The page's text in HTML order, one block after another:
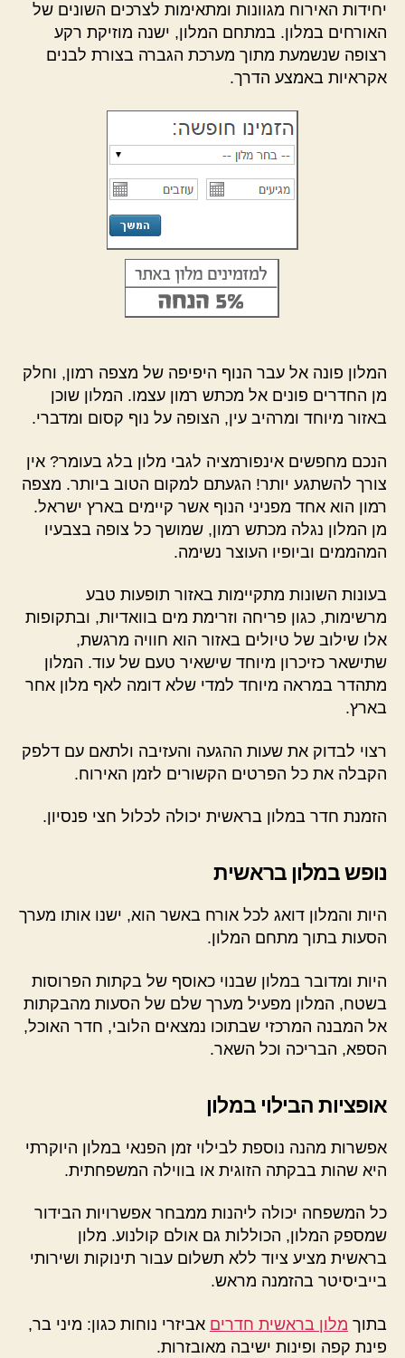
יחידות האירוח מגוונות ומתאימות לצרכים השונים של
האורחים במלון. במתחם המלון, ישנה מוזיקת רקע
רצופה שנשמעת מתוך מערכת הגברה בצורת לבנים
אקראיות באמצע הדרך.
המלון פונה אל עבר הנוף היפיפה של מצפה רמון, וחלק
מן החדרים פונים אל מכתש רמון עצמו. המלון שוכן
באזור מיוחד ומרהיב עין, הצופה על נוף קסום ומדברי.
הנכם מחפשים אינפורמציה לגבי מלון בלג בעומר? אין
צורך להשתגע יותר! הגעתם למקום הטוב ביותר. מצפה
רמון הוא אחד מפניני הנוף אשר קיימים בארץ ישראל.
מן המלון נגלה מכתש רמון, שמושך כל צופה בצבעיו
המהממים וביופיו העוצר נשימה.
בעונות השונות מתקיימות באזור תופעות טבע
מרשימות, כגון פריחה וזרימת מים בוואדיות, ובתקופות
אלו שילוב של טיולים באזור הוא חוויה מרגשת,
שתישאר כזיכרון מיוחד שישאיר טעם של עוד. המלון
מתהדר במראה מיוחד למדי שלא דומה לאף מלון אחר
בארץ.
רצוי לבדוק את שעות ההגעה והעזיבה ולתאם עם דלפק
הקבלה את כל הפרטים הקשורים לזמן האירוח.
הזמנת חדר במלון בראשית יכולה לכלול חצי פנסיון.
נופש במלון בראשית
היות והמלון דואג לכל אורח באשר הוא, ישנו אותו מערך
הסעות בתוך מתחם המלון.
היות ומדובר במלון שבנוי כאוסף של בקתות הפרוסות
בשטח, המלון מפעיל מערך שלם של הסעות מהבקתות
אל המבנה המרכזי שבתוכו נמצאים הלובי, חדר האוכל,
הספא, הבריכה וכל השאר.
אופציות הבילוי במלון
אפשרות מהנה נוספת לבילוי זמן הפנאי במלון היוקרתי
היא שהות בבקתה הזוגית או בווילה המשפחתית.
כל המשפחה יכולה ליהנות ממבחר אפשרויות הבידור
שמספק המלון, הכוללות גם אולם קולנוע. מלון
בראשית מציע ציוד ללא תשלום עבור תינוקות ושירותי
בייביסיטר בהזמנה מראש.
בתוך מלון בראשית חדרים אביזרי נוחות כגון: מיני בר,
פינת קפה ופינות ישיבה מאובזרות.